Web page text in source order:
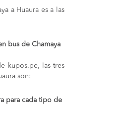
a Huaura es a las
bus de Chamaya
kupos.pe, las tres
son:
para cada tipo de